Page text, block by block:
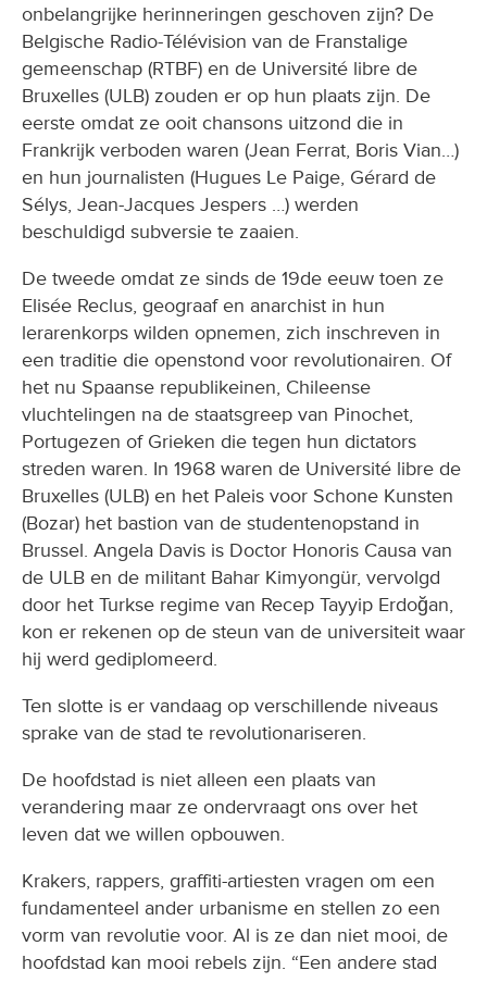
onbelangrijke herinneringen geschoven zijn? De
Belgische Radio-Télévision van de Franstalige
gemeenschap (RTBF) en de Université libre de
Bruxelles (ULB) zouden er op hun plaats zijn. De
eerste omdat ze ooit chansons uitzond die in
Frankrijk verboden waren (Jean Ferrat, Boris Vian…)
en hun journalisten (Hugues Le Paige, Gérard de
Sélys, Jean-Jacques Jespers …) werden
beschuldigd subversie te zaaien.
De tweede omdat ze sinds de 19de eeuw toen ze
Elisée Reclus, geograaf en anarchist in hun
lerarenkorps wilden opnemen, zich inschreven in
een traditie die openstond voor revolutionairen. Of
het nu Spaanse republikeinen, Chileense
vluchtelingen na de staatsgreep van Pinochet,
Portugezen of Grieken die tegen hun dictators
streden waren. In 1968 waren de Université libre de
Bruxelles (ULB) en het Paleis voor Schone Kunsten
(Bozar) het bastion van de studentenopstand in
Brussel. Angela Davis is Doctor Honoris Causa van
de ULB en de militant Bahar Kimyongür, vervolgd
door het Turkse regime van Recep Tayyip Erdoğan,
kon er rekenen op de steun van de universiteit waar
hij werd gediplomeerd.
Ten slotte is er vandaag op verschillende niveaus
sprake van de stad te revolutionariseren.
De hoofdstad is niet alleen een plaats van
verandering maar ze ondervraagt ons over het
leven dat we willen opbouwen.
Krakers, rappers, graffiti-artiesten vragen om een
fundamenteel ander urbanisme en stellen zo een
vorm van revolutie voor. Al is ze dan niet mooi, de
hoofdstad kan mooi rebels zijn. “Een andere stad